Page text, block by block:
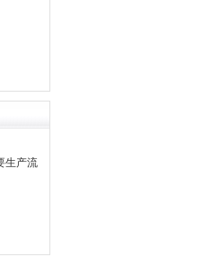
生产流